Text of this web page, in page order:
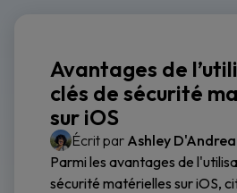
Avantages de
clés de sécurité
sur iOS
Écrit par Ashley D'Andrea
Parmi les avantages de
sécurité matérielles sur iOS,